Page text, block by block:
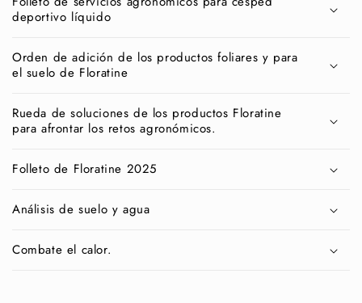
n
e
n
d
o
d
e
s
l
deportivo líquido
Orden de adición de los productos foliares y para
el suelo de Floratine
Rueda de soluciones de los productos Floratine
para afrontar los retos agronómicos.
Folleto de Floratine 2025
Análisis de suelo y agua
Combate el calor.